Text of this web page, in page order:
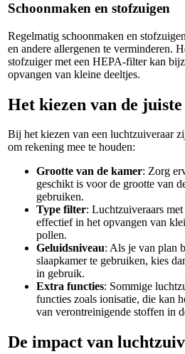
Schoonmaken en stofzuigen
Regelmatig schoonmaken en
en andere allergenen te verminderen.
stofzuiger met een HEPA-filter kan
opvangen van kleine deeltjes.
Het kiezen van de
Bij het kiezen van een luchtzuiveraar
om rekening mee te houden:
Grootte van de kamer: Zorg
geschikt is voor de grootte van
gebruiken.
Type filter: Luchtzuiveraars
effectief in het opvangen van
pollen.
Geluidsniveau: Als je van plan
slaapkamer te gebruiken, kies
in gebruik.
Extra functies: Sommige
functies zoals ionisatie, die kan
van verontreinigende stoffen in
De impact van